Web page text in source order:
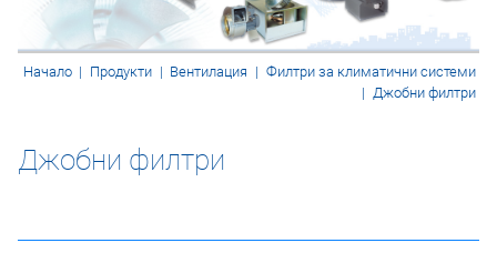
Начало | Продукти | Вентилация | Филтри за климатични системи
| Джобни филтри
Джобни филтри